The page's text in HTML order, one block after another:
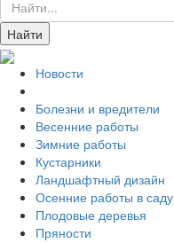
Новости
Болезни и вредители
Весенние работы
Зимние работы
Кустарники
Ландшафтный дизайн
Осенние работы в саду
Плодовые деревья
Пряности